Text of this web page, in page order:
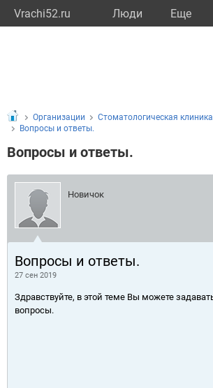
Vrachi52.ru Люди Eще
Организации Стоматологическая
Вопросы и ответы.
Вопросы и ответы.
Новичок
Вопросы и ответы.
27 сен 2019
Здравствуйте, в этой теме Вы можете
вопросы.